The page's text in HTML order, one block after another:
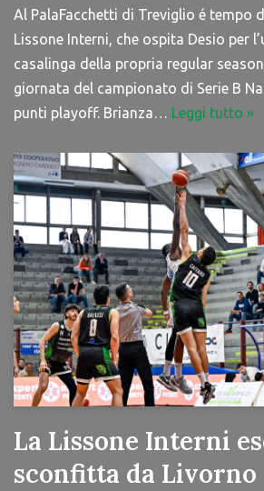
Al PalaFacchetti di Treviglio é tempo
Lissone Interni, che ospita Desio per
casalinga della propria regular
giornata del campionato di Serie B
punti playoff. Brianza… Leggi tutto »
La Lissone Interni
sconfitta da Livorno